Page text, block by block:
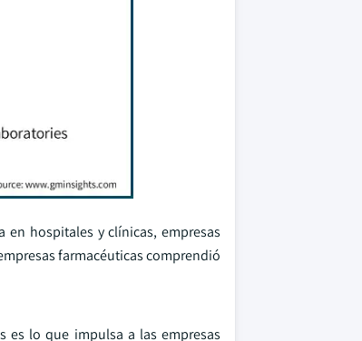
hospitales y clínicas, empresas
farmacéuticas comprendió
es lo que impulsa a las empresas